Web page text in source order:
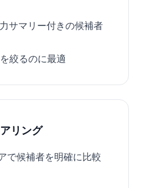
サマリー付きの候補者
絞るのに最適
リング
で候補者を明確に比較